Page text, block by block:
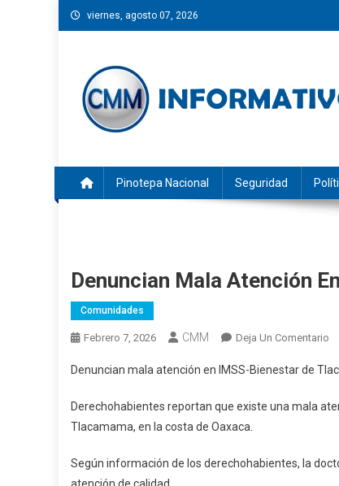
Saltar
al
viernes, agosto 07, 2026
Pinotepa Nacional Seguridad
Denuncian Mala Atención
Comunidades
Febrero 7, 2026 CMM Deja Un Comentario
En
Denuncian mala atención en IMSS-Bienestar de
Derechohabientes reportan que existe una mala
Tlacamama, en la costa de Oaxaca.
Según información de los derechohabientes, la